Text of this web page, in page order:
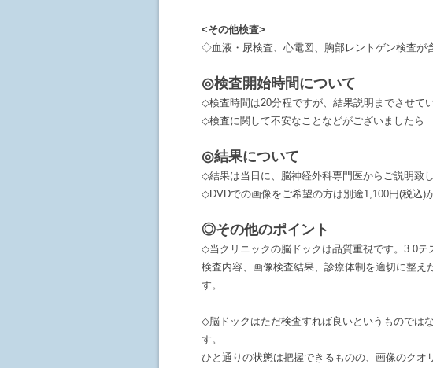
<その他検査>
◇血液・尿検査、心電図、胸部レントゲン検査が
◎検査開始時間について
◇検査時間は20分程ですが、結果説明までさせて
◇検査に関して不安なことなどがございましたら
◎結果について
◇結果は当日に、脳神経外科専門医からご説明致
◇DVDでの画像をご希望の方は別途1,100円(税込)
◎その他のポイント
◇当クリニックの脳ドックは品質重視です。3.0
検査内容、画像検査結果、診療体制を適切に整
す。
◇脳ドックはただ検査すれば良いというものでは
す。
ひと通りの状態は把握できるものの、画像のク